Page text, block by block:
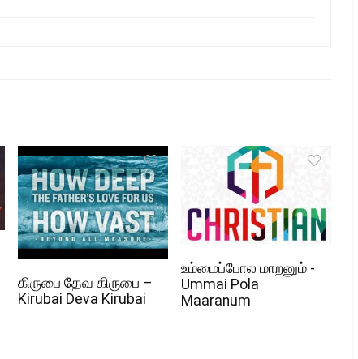
கிருபை தேவ கிருபை –
Kirubai Deva Kirubai
உம்மைப்போல மாறனும் -
Ummai Pola
Maaranum